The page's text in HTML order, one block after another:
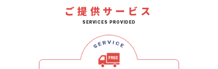
ご提供サービス